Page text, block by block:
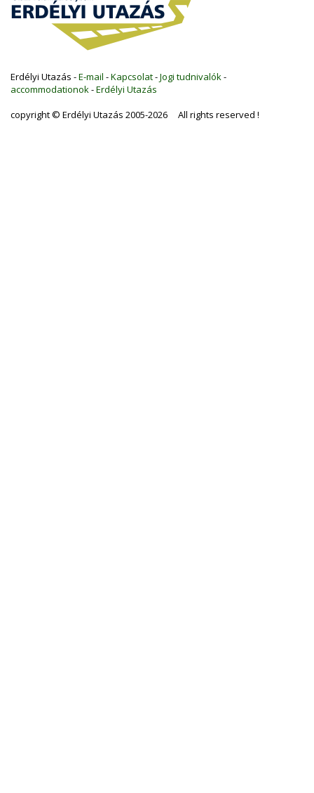
Erdélyi Utazás -E-mail -Kapcsolat-Jogi tudnivalók -
accommodationok -Erdélyi Utazás
copyright © Erdélyi Utazás 2005-2026 All rights reserved !